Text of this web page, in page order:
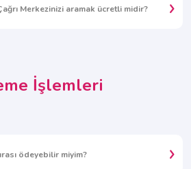
Merkezinizi aramak ücretli midir?
İşlemleri
ödeyebilir miyim?